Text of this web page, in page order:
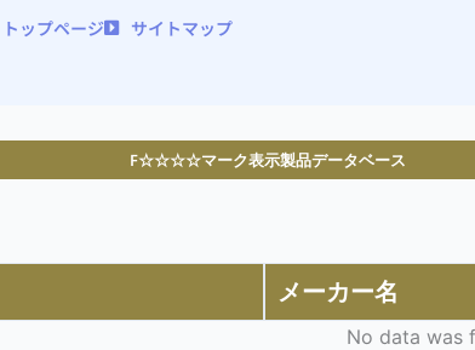
トップページ サイトマップ
F☆☆☆☆マーク表示製品データベース
メーカー名
No data was